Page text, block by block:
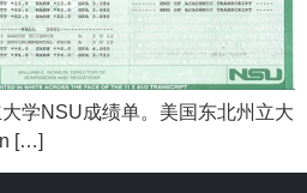
学NSU成绩单。美国东北州立大
[…]